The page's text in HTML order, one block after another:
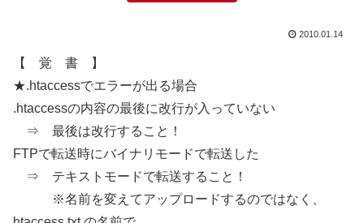
2010.01.14
【 覚 書 】
★.htaccessでエラーが出る場合
.htaccessの内容の最後に改行が入っていない
⇒ 最後は改行すること！
FTPで転送時にバイナリモードで転送した
⇒ テキストモードで転送すること！
※名前を変えてアップロードするのではなく、